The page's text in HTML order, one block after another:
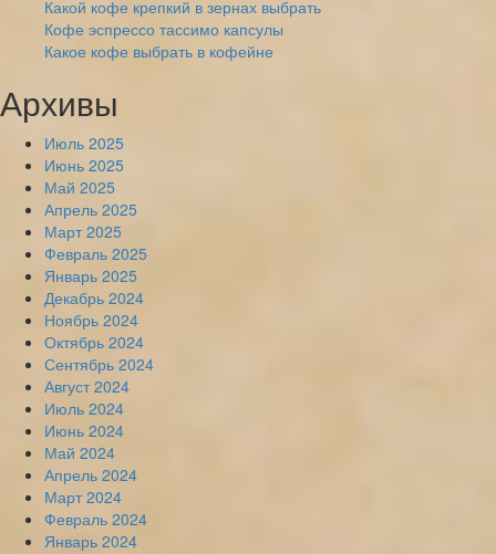
Какой кофе крепкий в зернах выбрать
Кофе эспрессо тассимо капсулы
Какое кофе выбрать в кофейне
Архивы
Июль 2025
Июнь 2025
Май 2025
Апрель 2025
Март 2025
Февраль 2025
Январь 2025
Декабрь 2024
Ноябрь 2024
Октябрь 2024
Сентябрь 2024
Август 2024
Июль 2024
Июнь 2024
Май 2024
Апрель 2024
Март 2024
Февраль 2024
Январь 2024